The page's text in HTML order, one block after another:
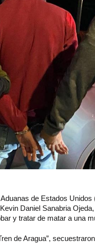
de Estados
Daniel Sanabria
y tratar de matar a una
de Aragua”,